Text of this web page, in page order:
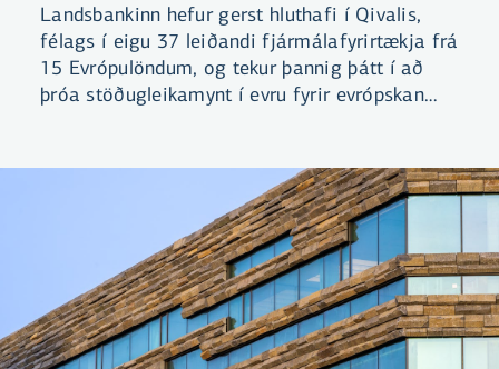
Landsbankinn hefur gerst hluthafi í Qivalis,
félags í eigu 37 leiðandi fjármálafyrirtækja frá
15 Evrópulöndum, og tekur þannig þátt í að
þróa stöðugleikamynt í evru fyrir evrópskan